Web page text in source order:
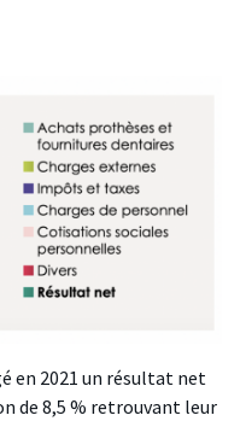
en 2021 un résultat net
de 8,5 % retrouvant leur